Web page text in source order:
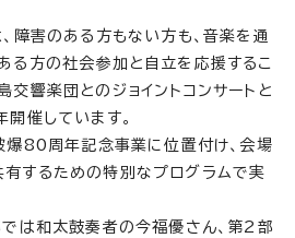
、障害のある方もない方も、音楽を通
る方の社会参加と自立を応援するこ
交響楽団とのジョイントコンサートと
催しています。
爆80周年記念事業に位置付け、会場
するための特別なプログラムで実
では和太鼓奏者の今福優さん、第2部